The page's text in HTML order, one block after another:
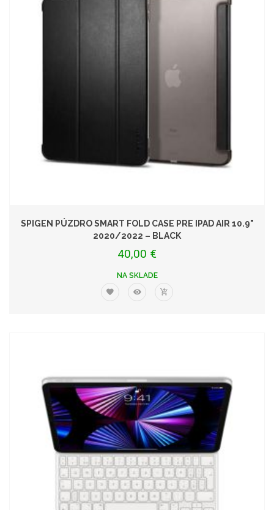
SPIGEN PÚZDRO SMART FOLD CASE PRE IPAD AIR 10.9"
2020/2022 – BLACK
40,00 €
NA SKLADE